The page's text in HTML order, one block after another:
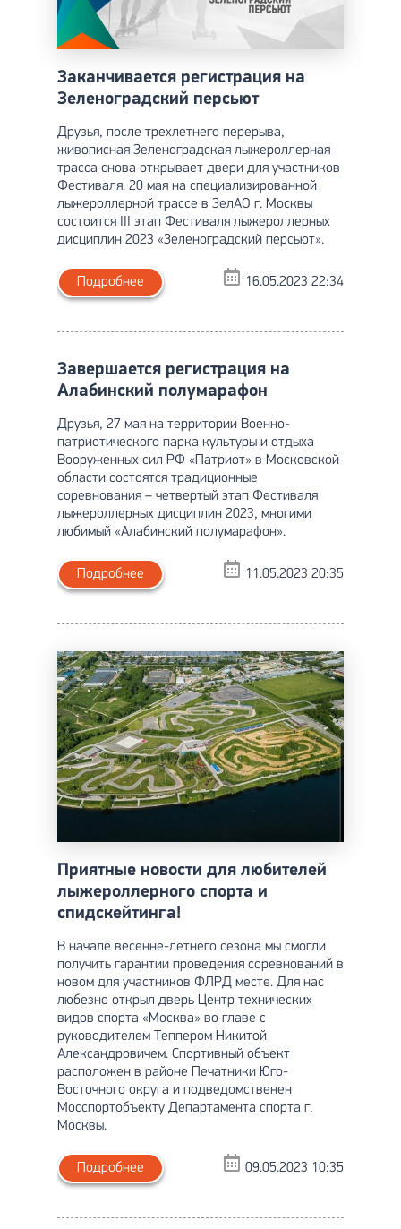
Заканчивается регистрация на
Зеленоградский персьют
Друзья, после трехлетнего перерыва,
живописная Зеленоградская лыжероллерная
трасса снова открывает двери для участников
Фестиваля. 20 мая на специализированной
лыжероллерной трассе в ЗелАО г. Москвы
состоится III этап Фестиваля лыжероллерных
дисциплин 2023 «Зеленоградский персьют».
Подробнее 16.05.2023 22:34
Завершается регистрация на
Алабинский полумарафон
Друзья, 27 мая на территории Военно-
патриотического парка культуры и отдыха
Вооруженных сил РФ «Патриот» в Московской
области состоятся традиционные
соревнования – четвертый этап Фестиваля
лыжероллерных дисциплин 2023, многими
любимый «Алабинский полумарафон».
Подробнее 11.05.2023 20:35
Приятные новости для любителей
лыжероллерного спорта и
спидскейтинга!
В начале весенне-летнего сезона мы смогли
получить гарантии проведения соревнований в
новом для участников ФЛРД месте. Для нас
любезно открыл дверь Центр технических
видов спорта «Москва» во главе с
руководителем Теппером Никитой
Александровичем. Спортивный объект
расположен в районе Печатники Юго-
Восточного округа и подведомственен
Мосспортобъекту Департамента спорта г.
Москвы.
Подробнее 09.05.2023 10:35